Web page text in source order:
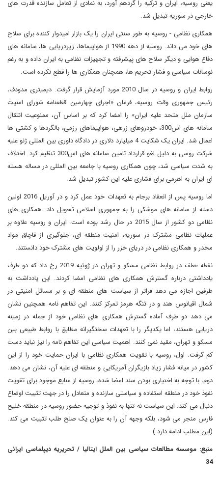
یعنی روسیه، ایران و ترکیه را گردهم آورد، به نمادی از تعامل سازنده قدرت های
خارجی در سوریه تبدیل شد.
همکاری نظامی - روسیه به طور سنتی ایران را یک بازار امیدوار کننده برای سلاح
های خود می داند. روسیه از دهه 1990 از هواپیماها، زیردریایی ها، سامانه های
دفاع هوایی و دیگر سلاح های پیشرفته و تجهیزات نظامی به ایران داده و به رغم
نوسانات سیاسی و فشار تحریم ها، همچنان همکاری ها را قطع نکرده است.
روابط ایران و روسیه در سال 2010 مورد آزمایش قرار گرفت. دیمیتری مدودف،
رئیس جمهوری وقت روسیه، فرمان «اجرای چهارمین قطعنامه شورای امنیت
سازمان ملل متحد علیه ایران» را امضا کرد که بر اساس آن، ممنوعیت انتقال
سامانه های اس300، خودروهای زرهی، هواپیماهای رزمی، بالگردها و کشتی ها
اعمال شد. ایران یک شکایت 4 میلیارد دلاری در دادگاه داوری بین المللی ژنو علیه
شرکت روسی به دلیل لغو قرارداد تامین سامانه های اس300 تنظیم کرد. اختلاف
به شدت سیاسی شد، چون همکاری روسیه با جامعه بین المللی در مساله هسته
ای ایران به اهرمی برای فشاری علیه این کشور تبدیل شد.
اما روسیه پس از انعقاد برجام به تعهدات خود عمل کرد و در آوریل 2016 اولین
دسته از سامانه های موشکی را به جمهوری اسلامی تحویل داد. همکاری های
نظامی دو کشور از سال 2015 در حال رشد بوده است. ایران و روسیه علاوه بر
عملیات نظامی مشترک در سوریه، امنیت منطقه ای، جلوگیری از قاچاق مواد
مخدر و همکاری نظامی در دریای خزر را از اولویت های مشترک خود دانستند.
نقطه عطف در روابط نظامی مسکو و تهران در ژوئیه 2019 رخ داد که دو طرف
یادداشتی درباره گسترش همکاری های نظامی امضا کردند. این یادداشت به
طرفین اجازه می دهد فراتر از سیاست های منطقه ای و بر مسائل امنیتی در
شمال اقیانوس هند و در تنگه هرمز تمرکز کنند. این تفاهم نامه همچنین نشان
می دهد دو طرف آماده گسترش همکاری های نظامی خود از جمله در زمینه
دریایی هستند، اما یکدیگر را با تعهدات سختگیرانه مطابق با روابط طبیعی بین
مسکو و تهران، مقید نمی کنند. اهمیت سیاسی این تفاهم نامه را نیز نباید دست
کم گرفت. اول، روسیه با تقویت همکاری نظامی با ایران حمایت خود را از این
کشور در میانه فشار زیاد بازیگران آمریکایی و منطقه ای علیه آن، نشان می دهد.
دوم، با توجه به اختیاری بودن سند امضا شده، روسیه از منابع موجود برای تقویت
نفوذ خود در منطقه استفاده و سیاستی سازنده و متعادل را در جهت تثبیت اوضاع
دنبال می کند. این سیاست نه تنها به نفوذ و توجیه حضور روسیه در منطقه خلیج
فارس منجر می شود، بلکه وجهه آن را به عنوان یک صلح طلب تثبیت می کند.
(این مطلب ادامه دارد.)
منبع: موسسه مطالعات سیاسی بین الملل ایتالیا / تحریریه دیپلماسی ایرانی
34